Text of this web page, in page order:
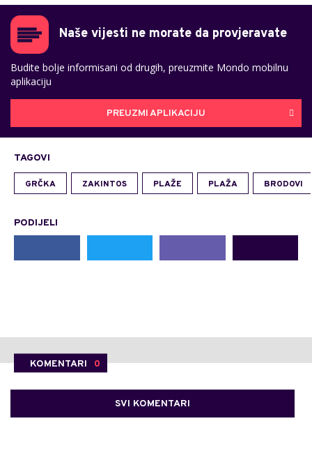
Naše vijesti ne morate da provjeravate
Budite bolje informisani od drugih, preuzmite Mondo mobilnu
aplikaciju
PREUZMI APLIKACIJU
TAGOVI
GRČKA ZAKINTOS PLAŽE PLAŽA BRODOVI
PODIJELI
KOMENTARI 0
SVI KOMENTARI